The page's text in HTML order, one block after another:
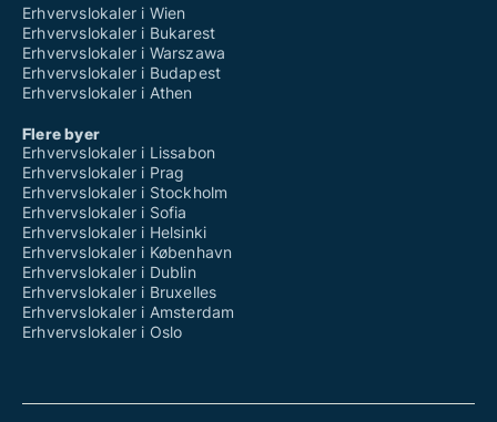
Erhvervslokaler i Wien
Erhvervslokaler i Bukarest
Erhvervslokaler i Warszawa
Erhvervslokaler i Budapest
Erhvervslokaler i Athen
Flere byer
Erhvervslokaler i Lissabon
Erhvervslokaler i Prag
Erhvervslokaler i Stockholm
Erhvervslokaler i Sofia
Erhvervslokaler i Helsinki
Erhvervslokaler i København
Erhvervslokaler i Dublin
Erhvervslokaler i Bruxelles
Erhvervslokaler i Amsterdam
Erhvervslokaler i Oslo